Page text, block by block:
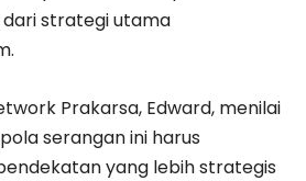
dari strategi utama
Prakarsa, Edward, menilai
serangan ini harus
yang lebih strategis